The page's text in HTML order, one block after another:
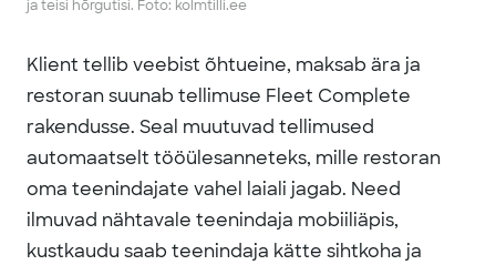
ja teisi hõrgutisi. Foto: kolmtilli.ee
Klient tellib veebist õhtueine, maksab ära ja
restoran suunab tellimuse Fleet Complete
rakendusse. Seal muutuvad tellimused
automaatselt tööülesanneteks, mille restoran
oma teenindajate vahel laiali jagab. Need
ilmuvad nähtavale teenindaja mobiiliäpis,
kustkaudu saab teenindaja kätte sihtkoha ja